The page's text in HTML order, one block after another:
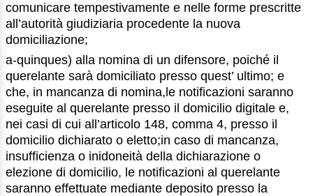
comunicare tempestivamente e nelle forme prescritte
all’autorità giudiziaria procedente la nuova
domiciliazione;
a-quinques) alla nomina di un difensore, poiché il
querelante sarà domiciliato presso quest’ ultimo; e
che, in mancanza di nomina,le notificazioni saranno
eseguite al querelante presso il domicilio digitale e,
nei casi di cui all’articolo 148, comma 4, presso il
domicilio dichiarato o eletto;in caso di mancanza,
insufficienza o inidoneità della dichiarazione o
elezione di domicilio, le notificazioni al querelante
saranno effettuate mediante deposito presso la